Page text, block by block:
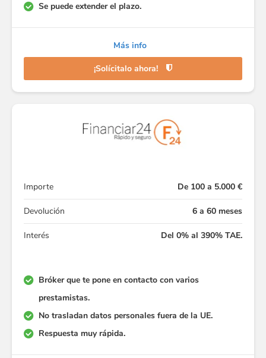
Se puede extender el plazo.
Más info
¡Solícitalo ahora!
Importe De 100 a 5.000 €
Devolución 6 a 60 meses
Interés Del 0% al 390% TAE.
Bróker que te pone en contacto con varios
prestamistas.
No trasladan datos personales fuera de la UE.
Respuesta muy rápida.